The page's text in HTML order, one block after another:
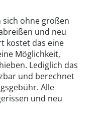
sich ohne großen
und neu
kostet das eine
Möglichkeit,
Lediglich das
und berechnet
Alle
und neu